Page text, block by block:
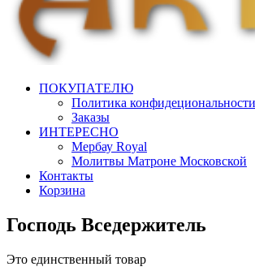
artorthodox
Иконы в современном дизайне
ПОКУПАТЕЛЮ
Политика конфидециональности
Заказы
ИНТЕРЕСНО
Мербау Royal
Молитвы Матроне Московской
Контакты
Корзина
Господь Вседержитель
Это единственный товар